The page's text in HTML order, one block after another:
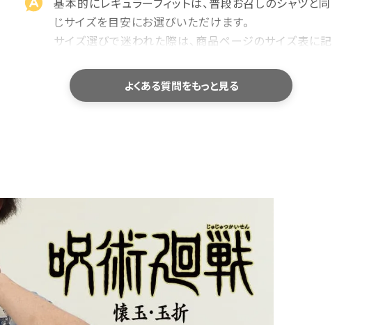
じサイズを目安にお選びいただけます。
サイズ選びで迷われた際は、商品ページのサイズ表に記
置きで比較していただくと、より安心してお選びいただけ
ます。
め、洗濯ネットの使用をおすすめしております。
乾燥機のご使用や、濡れたまま長時間放置することはお
避けください。洗濯後は形を整えて陰干しすると、長くき
れいにご愛用いただけます。
サイズが合わなかった場合、交換できますか？
よくある質問をもっと見る